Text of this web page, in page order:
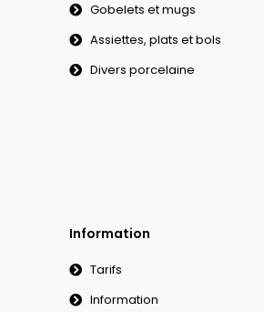
Gobelets et mugs
Assiettes, plats et bols
Divers porcelaine
Information
Tarifs
Information